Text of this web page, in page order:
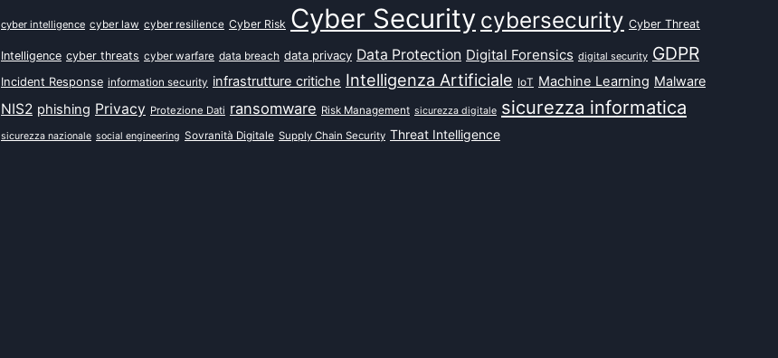
cyber intelligence cyber law cyber resilience Cyber Risk Cyber Security cybersecurity Cyber Threat
Intelligence cyber threats cyber warfare data breach data privacy Data Protection Digital Forensics digital security GDPR
Incident Response information security infrastrutture critiche Intelligenza Artificiale IoT Machine Learning Malware
NIS2 phishing Privacy Protezione Dati ransomware Risk Management sicurezza digitale sicurezza informatica
sicurezza nazionale social engineering Sovranità Digitale Supply Chain Security Threat Intelligence